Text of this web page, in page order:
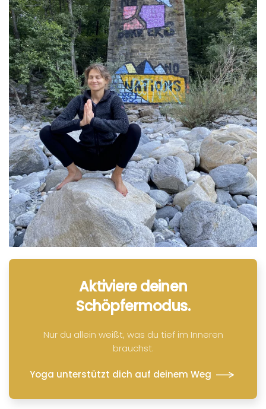
Aktiviere deinen
Schöpfermodus.
Nur du allein weißt, was du tief im Inneren
brauchst.
Yoga unterstützt dich auf deinem Weg